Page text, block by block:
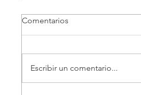
Comentarios
Escribir un comentario...